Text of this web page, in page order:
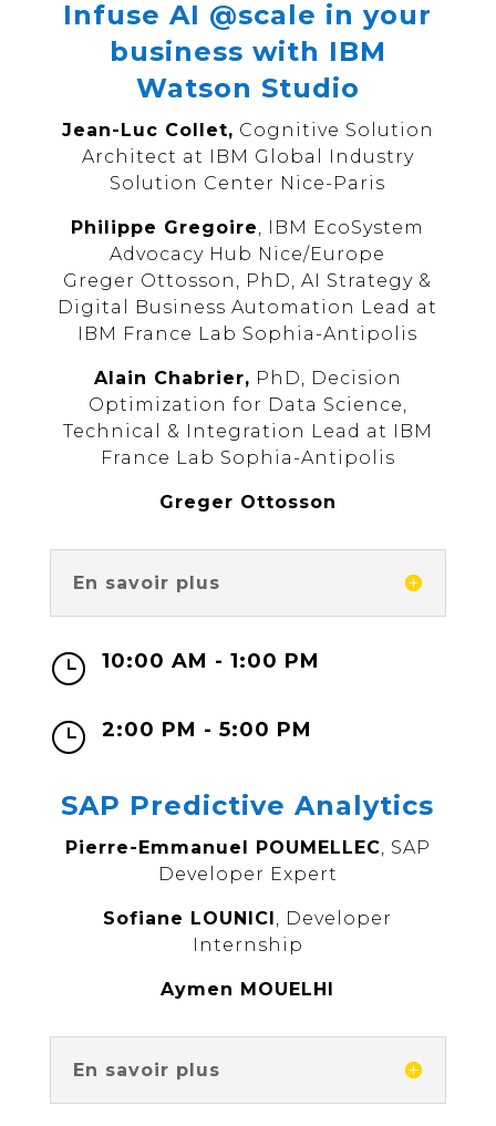
Infuse AI @scale in your
business with IBM
Watson Studio
Jean-Luc Collet, Cognitive Solution
Architect at IBM Global Industry
Solution Center Nice-Paris
Philippe Gregoire
, IBM EcoSystem
Advocacy Hub Nice/Europe
Greger Ottosson, PhD, AI Strategy &
Digital Business Automation Lead at
IBM France Lab Sophia-Antipolis
Alain Chabrier, PhD, Decision
Optimization for Data Science,
Technical & Integration Lead at IBM
France Lab Sophia-Antipolis
Greger Ottosson
En savoir plus
} 10:00 AM - 1:00 PM
} 2:00 PM - 5:00 PM
SAP Predictive Analytics
Pierre-Emmanuel POUMELLEC , SAP
Developer Expert
Sofiane LOUNICI
, Developer
Internship
Aymen MOUELHI
En savoir plus